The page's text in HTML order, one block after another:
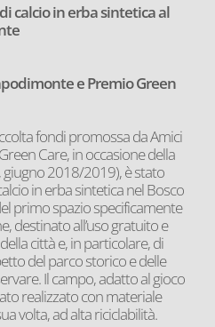
calcio in erba sintetica al
e Premio Green
fondi promossa da Amici
Care, in occasione della
giugno 2018/2019), è stato
in erba sintetica nel Bosco
primo spazio specificamente
destinato all’uso gratuito e
città e, in particolare, di
del parco storico e delle
Il campo, adatto al gioco
realizzato con materiale
volta, ad alta riciclabilità.